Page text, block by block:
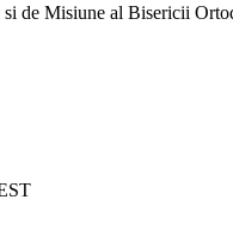
de Misiune al Bisericii